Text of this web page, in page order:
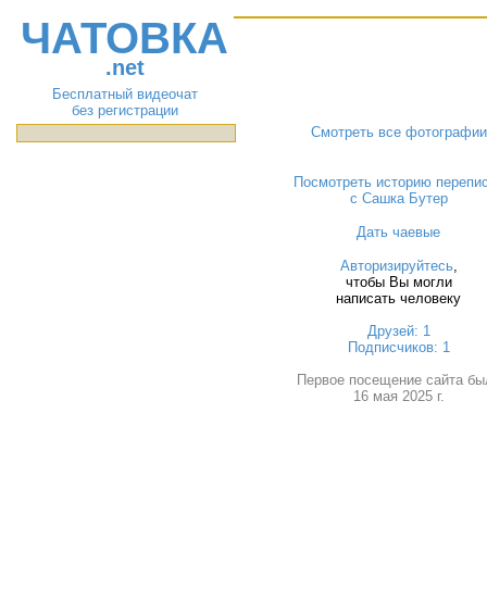
ЧАТОВКА
.net
Бесплатный видеочат
без регистрации
Смотреть все фотографии
Посмотреть историю
с Сашка Бутер
Дать чаевые
Авторизируйтесь,
чтобы Вы могли
написать человеку
Друзей: 1
Подписчиков: 1
Первое посещение сайта
16 мая 2025 г.